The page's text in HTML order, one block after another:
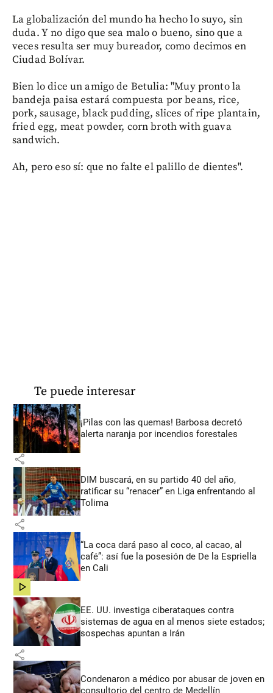
La globalización del mundo ha hecho lo suyo, sin
duda. Y no digo que sea malo o bueno, sino que a
veces resulta ser muy bureador, como decimos en
Ciudad Bolívar.
Bien lo dice un amigo de Betulia: "Muy pronto la
bandeja paisa estará compuesta por beans, rice,
pork, sausage, black pudding, slices of ripe plantain,
fried egg, meat powder, corn broth with guava
sandwich.
Ah, pero eso sí: que no falte el palillo de dientes".
Te puede interesar
¡Pilas con las quemas! Barbosa decretó
alerta naranja por incendios forestales
share
DIM buscará, en su partido 40 del año,
ratificar su “renacer” en Liga enfrentando al
Tolima
share
“La coca dará paso al coco, al cacao, al
café”: así fue la posesión de De la Espriella
en Cali
share
EE. UU. investiga ciberataques contra
sistemas de agua en al menos siete estados;
sospechas apuntan a Irán
share
Condenaron a médico por abusar de joven en
consultorio del centro de Medellín